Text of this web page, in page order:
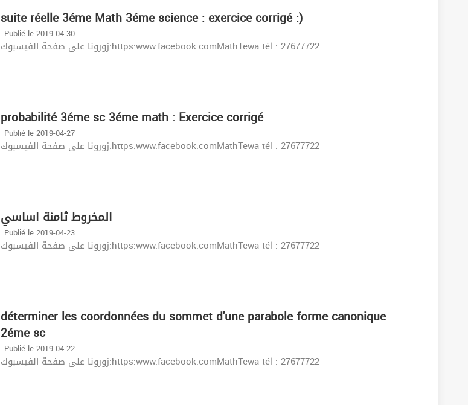
suite réelle 3éme Math 3éme science : exercice corrigé :)
Publié le 2019-04-30
زورونا على صفحة الفيسبوك:https:www.facebook.comMathTewa tél : 27677722
probabilité 3éme sc 3éme math : Exercice corrigé
Publié le 2019-04-27
زورونا على صفحة الفيسبوك:https:www.facebook.comMathTewa tél : 27677722
المخروط ثامنة اساسي
Publié le 2019-04-23
زورونا على صفحة الفيسبوك:https:www.facebook.comMathTewa tél : 27677722
déterminer les coordonnées du sommet d'une parabole forme canonique
2éme sc
Publié le 2019-04-22
زورونا على صفحة الفيسبوك:https:www.facebook.comMathTewa tél : 27677722